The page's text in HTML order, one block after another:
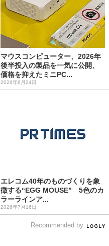
マウスコンピューター、2026年
後半投入の製品を一気に公開、
価格を抑えたミニPC...
2026年6月24日
エレコム40年のものづくりを象
徴する“EGG MOUSE” 5色のカ
ラーラインア...
2026年7月16日
Recommended by